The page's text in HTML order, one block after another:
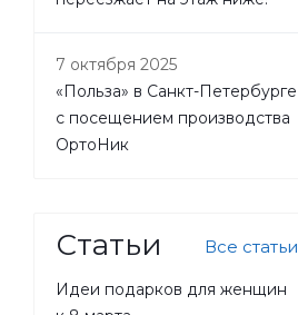
7 октября 2025
«Польза» в Санкт-Петербурге
с посещением производства
ОртоНик
Статьи Все статьи
Идеи подарков для женщин